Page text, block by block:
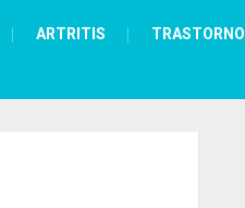
ARTRITIS TRASTORNO